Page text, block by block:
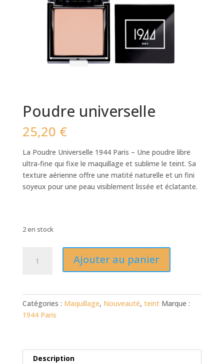
Poudre universelle
25,20 €
La Poudre Universelle 1944 Paris – Une poudre libre
ultra-fine qui fixe le maquillage et sublime le teint. Sa
texture aérienne offre une matité naturelle et un fini
soyeux pour une peau visiblement lissée et éclatante.
2 en stock
Ajouter au panier
Catégories : Maquillage, Nouveauté, teint Marque :
1944 Paris
Description